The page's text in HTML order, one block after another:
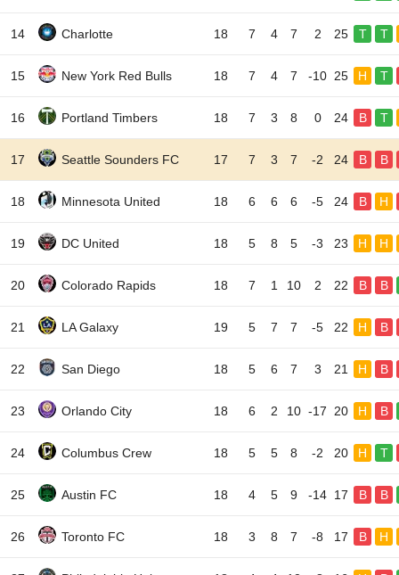
14 Charlotte 18 7 4 7 2 25 T T
15 New York Red Bulls 18 7 4 7 -10 25 H T
16 Portland Timbers 18 7 3 8 0 24 B T
17 Seattle Sounders FC 17 7 3 7 -2 24 B B
18 Minnesota United 18 6 6 6 -5 24 B H
19 DC United 18 5 8 5 -3 23 H H
20 Colorado Rapids 18 7 1 10 2 22 B B
21 LA Galaxy 19 5 7 7 -5 22 H B
22 San Diego 18 5 6 7 3 21 H B
23 Orlando City 18 6 2 10 -17 20 H B
24 Columbus Crew 18 5 5 8 -2 20 H T
25 Austin FC 18 4 5 9 -14 17 B B
26 Toronto FC 18 3 8 7 -8 17 B H